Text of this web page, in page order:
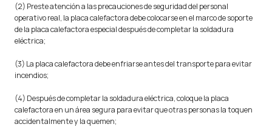
(2) Preste atención a las precauciones de seguridad del personal
operativo real, la placa calefactora debe colocarse en el marco de soporte
de la placa calefactora especial después de completar la soldadura
eléctrica;
(3) La placa calefactora debe enfriarse antes del transporte para evitar
incendios;
(4) Después de completar la soldadura eléctrica, coloque la placa
calefactora en un área segura para evitar que otras personas la toquen
accidentalmente y la quemen;